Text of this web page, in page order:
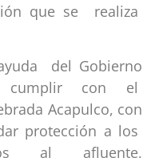
que se realiza
del Gobierno
con el
Acapulco, con
protección a los
al afluente,